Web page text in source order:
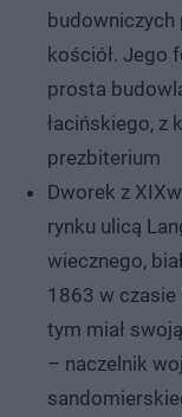
kościół. Jego
prosta
łacińskiego, z
prezbiterium
Dworek z
rynku ulicą
wiecznego,
1863 w
tym miał
– naczelnik